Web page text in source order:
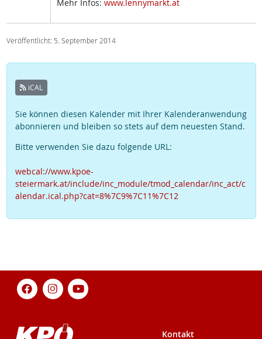
Mehr Infos: www.lennymarkt.at
Veröffentlicht: 5. September 2014
iCAL
Sie können diesen Kalender mit Ihrer Kalenderanwendung
abonnieren und bleiben so stets auf dem neuesten Stand.
Bitte verwenden Sie dazu folgende URL:
webcal://www.kpoe-
steiermark.at/include/inc_module/tmod_calendar/inc_act/c
alendar.ical.php?cat=8%7C9%7C11%7C12
Kontakt